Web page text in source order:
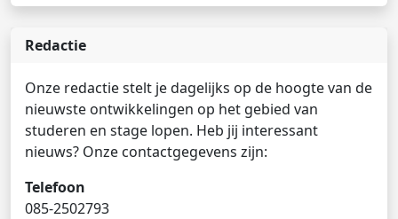
Redactie
Onze redactie stelt je dagelijks op de hoogte van de
nieuwste ontwikkelingen op het gebied van
studeren en stage lopen. Heb jij interessant
nieuws? Onze contactgegevens zijn:
Telefoon
085-2502793